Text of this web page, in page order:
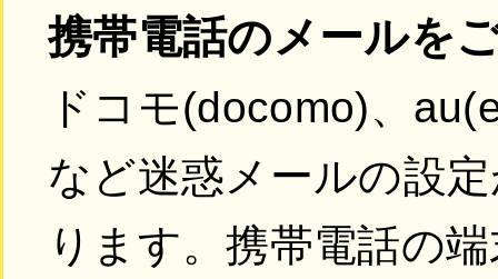
携帯電話のメールを
ドコモ(docomo)、
など迷惑メールの設
ります。携帯電話の